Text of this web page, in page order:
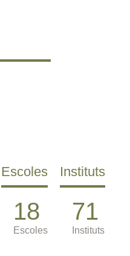
Escoles
18
Escoles
Instituts
71
Instituts